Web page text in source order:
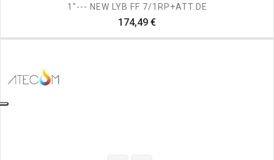
1"--- NEW LYB FF 7/1RP+ATT.DE
174,49 €Prezzo